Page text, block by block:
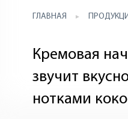
ГЛАВНАЯ
Кремовая
звучит
нотками